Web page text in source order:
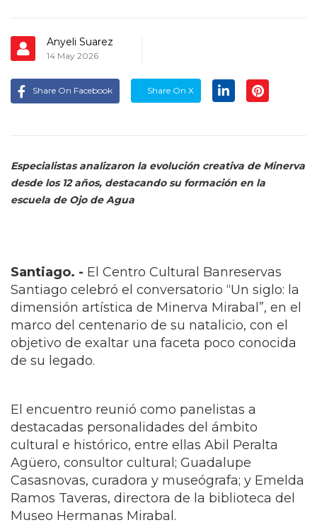
Anyeli Suarez
14 May 2026
Share On Facebook Share On X
Especialistas analizaron la evolución creativa de Minerva
desde los 12 años, destacando su formación en la
escuela de Ojo de Agua
Santiago. - El Centro Cultural Banreservas
Santiago celebró el conversatorio “Un siglo: la
dimensión artística de Minerva Mirabal”, en el
marco del centenario de su natalicio, con el
objetivo de exaltar una faceta poco conocida
de su legado.
El encuentro reunió como panelistas a
destacadas personalidades del ámbito
cultural e histórico, entre ellas Abil Peralta
Agüero, consultor cultural; Guadalupe
Casasnovas, curadora y museógrafa; y Emelda
Ramos Taveras, directora de la biblioteca del
Museo Hermanas Mirabal.